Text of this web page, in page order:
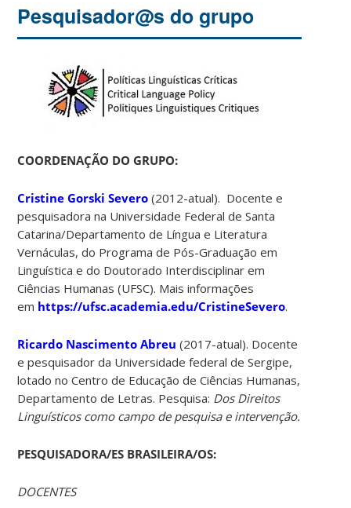
Pesquisador@s do grupo
COORDENAÇÃO DO GRUPO:
Cristine Gorski Severo (2012-atual). Docente e
pesquisadora na Universidade Federal de Santa
Catarina/Departamento de Língua e Literatura
Vernáculas, do Programa de Pós-Graduação em
Linguística e do Doutorado Interdisciplinar em
Ciências Humanas (UFSC). Mais informações
em https://ufsc.academia.edu/CristineSevero.
Ricardo Nascimento Abreu (2017-atual). Docente
e pesquisador da Universidade federal de Sergipe,
lotado no Centro de Educação de Ciências Humanas,
Departamento de Letras. Pesquisa: Dos Direitos
Linguísticos como campo de pesquisa e intervenção.
PESQUISADORA/ES BRASILEIRA/OS:
DOCENTES